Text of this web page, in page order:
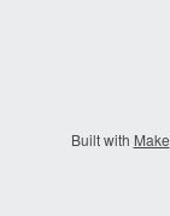
Built with Make